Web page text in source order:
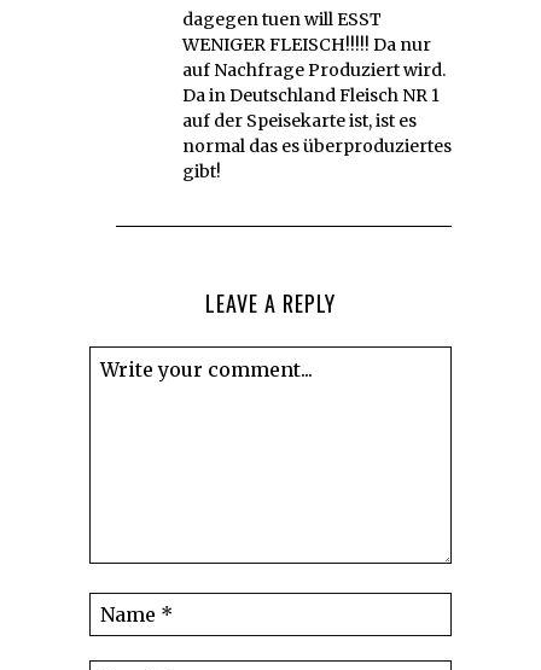
dagegen tuen will ESST
WENIGER FLEISCH!!!!! Da nur
auf Nachfrage Produziert wird.
Da in Deutschland Fleisch NR 1
auf der Speisekarte ist, ist es
normal das es überproduziertes
gibt!
LEAVE A REPLY